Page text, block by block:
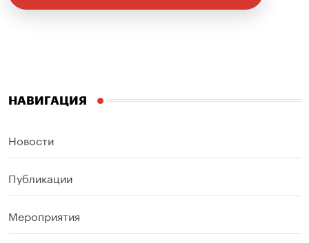
НАВИГАЦИЯ
Новости
Публикации
Мероприятия